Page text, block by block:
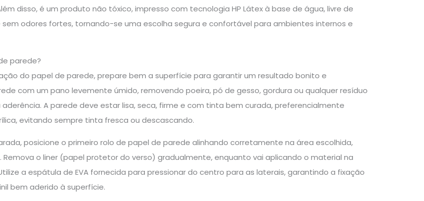
disso, é um produto não tóxico, impresso com tecnologia HP Látex à base de água, livre de
sem odores fortes, tornando-se uma escolha segura e confortável para ambientes internos e
parede?
do papel de parede, prepare bem a superfície para garantir um resultado bonito e
com um pano levemente úmido, removendo poeira, pó de gesso, gordura ou qualquer resíduo
A parede deve estar lisa, seca, firme e com tinta bem curada, preferencialmente
evitando sempre tinta fresca ou descascando.
posicione o primeiro rolo de papel de parede alinhando corretamente na área escolhida,
o liner (papel protetor do verso) gradualmente, enquanto vai aplicando o material na
a espátula de EVA fornecida para pressionar do centro para as laterais, garantindo a fixação
bem aderido à superfície.